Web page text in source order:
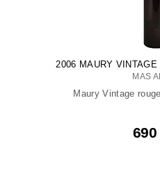
2006 MAURY
MAS
Maury Vintage